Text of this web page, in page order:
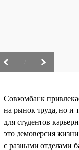
Совкомбанк
на рынок труда, но и
для студентов
это демоверсия
с разными отделами